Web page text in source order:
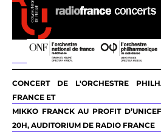
CONCERT DE L'ORCHESTRE
FRANCE ET
MIKKO FRANCK AU PROFIT
20H, AUDITORIUM DE RADIO FRANCE